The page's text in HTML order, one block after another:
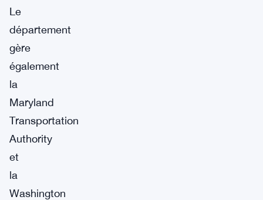
Le
département
gère
également
la
Maryland
Transportation
Authority
et
la
Washington